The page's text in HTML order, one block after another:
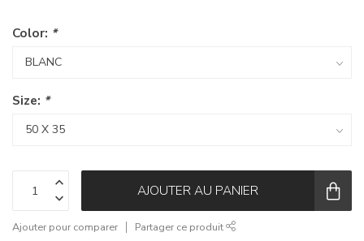
Color: *
Size: *
AJOUTER AU PANIER
Ajouter pour comparer Partager ce produit